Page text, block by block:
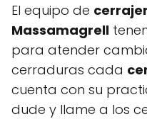
El equipo de
Massamagrell
para atender
cerraduras cada
cuenta con su
dude y llame a los